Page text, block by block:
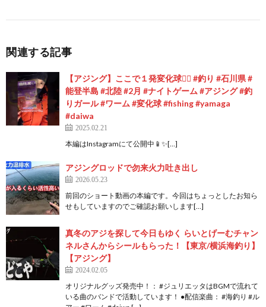
関連する記事
【アジング】ここで１発変化球✊🏻 #釣り #石川県 #
能登半島 #北陸 #2月 #ナイトゲーム #アジング #釣
りガール #ワーム #変化球 #fishing #yamaga
#daiwa
2025.02.21
本編はInstagramにて公開中📱✨[…]
アジングロッドで勿来火力吐き出し
2026.05.23
前回のショート動画の本編です。今回はちょっとしたお知ら
せもしていますのでご確認お願いします[…]
真冬のアジを探して今日もゆく らいとげーむチャン
ネルさんからシールもらった！【東京/横浜海釣り】
【アジング】
2024.02.05
オリジナルグッズ発売中！： #ジュリエッタはBGMで流れて
いる曲のバンドで活動しています！ ●配信楽曲： #海釣り #ル